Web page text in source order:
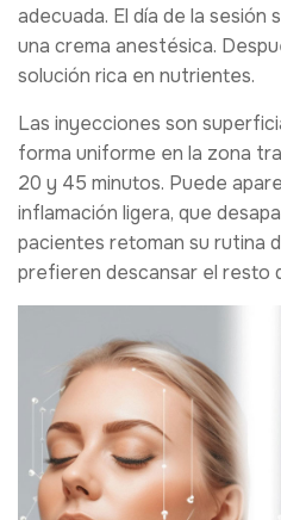
adecuada. El día de la sesión
una crema anestésica.
solución rica en nutrientes.
Las inyecciones son
forma uniforme en la zona
20 y 45 minutos. Puede
inflamación ligera, que
pacientes retoman su rutina
prefieren descansar el resto